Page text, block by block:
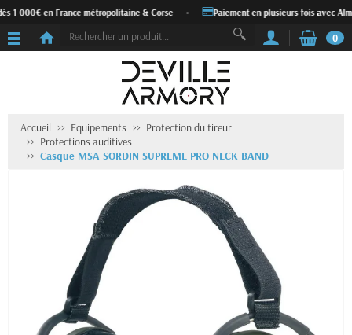
1 000€ en France métropolitaine & Corse Paiement en plusieurs fois avec Alma
0
Accueil Equipements
Protection du tireur
Protections auditives
Casque MSA SORDIN SUPREME PRO NECK BAND